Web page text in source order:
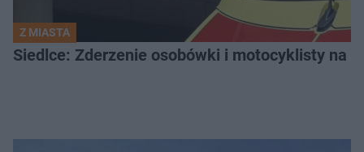
Z MIASTA
Siedlce: Zderzenie osobówki i motocyklisty na